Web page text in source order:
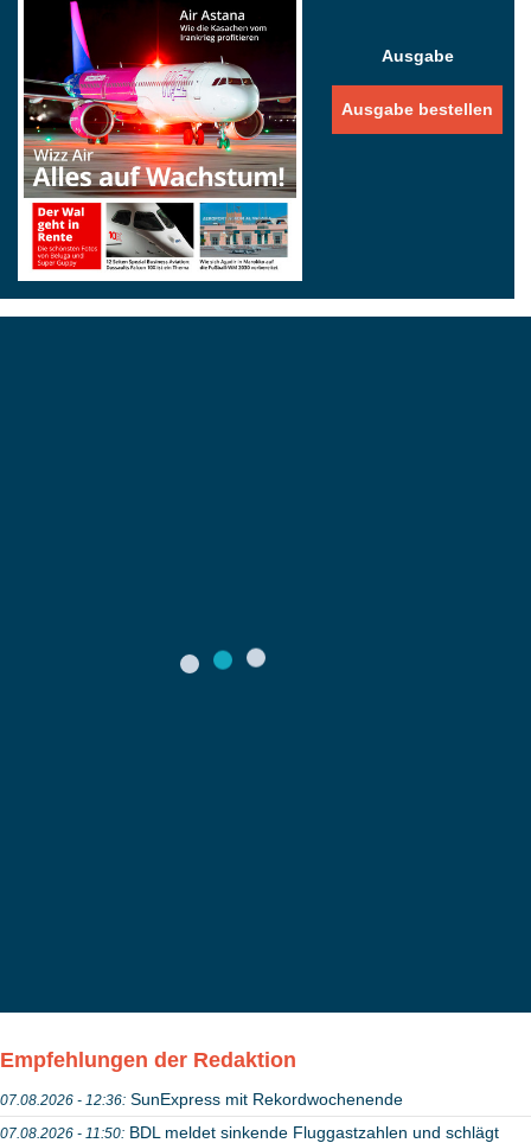
Ausgabe
Ausgabe bestellen
Empfehlungen der Redaktion
07.08.2026 - 12:36: SunExpress mit Rekordwochenende
07.08.2026 - 11:50: BDL meldet sinkende Fluggastzahlen und schlägt